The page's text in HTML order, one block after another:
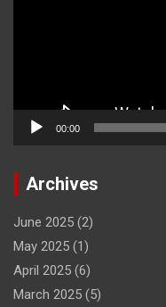
00:00
Archives
June 2025 (2)
May 2025 (1)
April 2025 (6)
March 2025 (5)